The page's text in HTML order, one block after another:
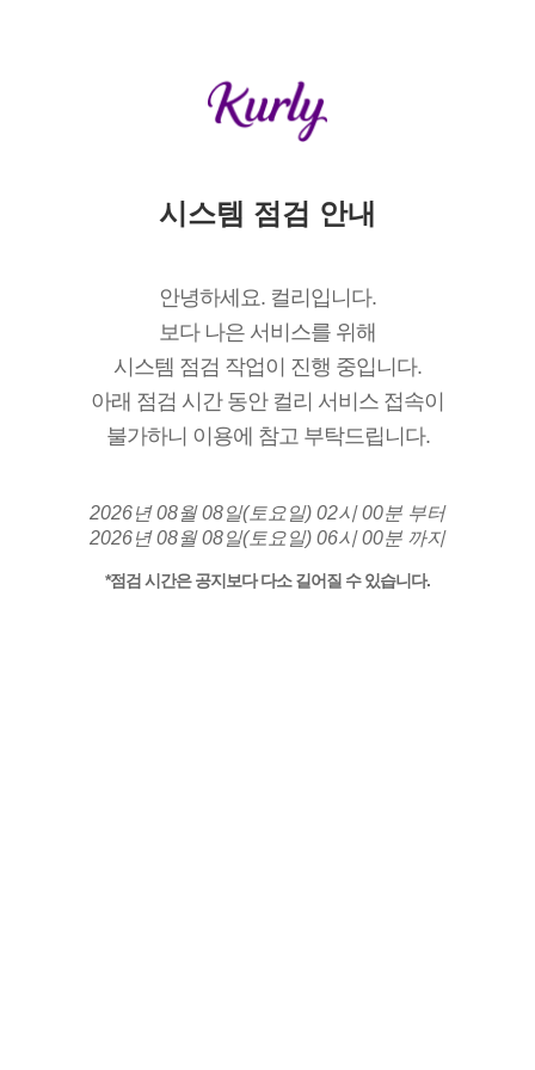
시스템 점검 안내
안녕하세요. 컬리입니다.
보다 나은 서비스를 위해
시스템 점검 작업이 진행 중입니다.
아래 점검 시간 동안 컬리 서비스 접속이
불가하니 이용에 참고 부탁드립니다.
2026년 08월 08일(토요일) 02시 00분 부터
2026년 08월 08일(토요일) 06시 00분 까지
*점검 시간은 공지보다 다소 길어질 수 있습니다.